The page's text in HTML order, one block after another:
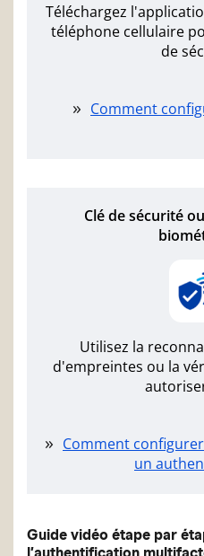
Téléchargez
téléphone cellulaire
de
Comment
Clé de sécurité
Utilisez la
d'empreintes ou la
Comment
un
Guide vidéo étape par
l’authentification